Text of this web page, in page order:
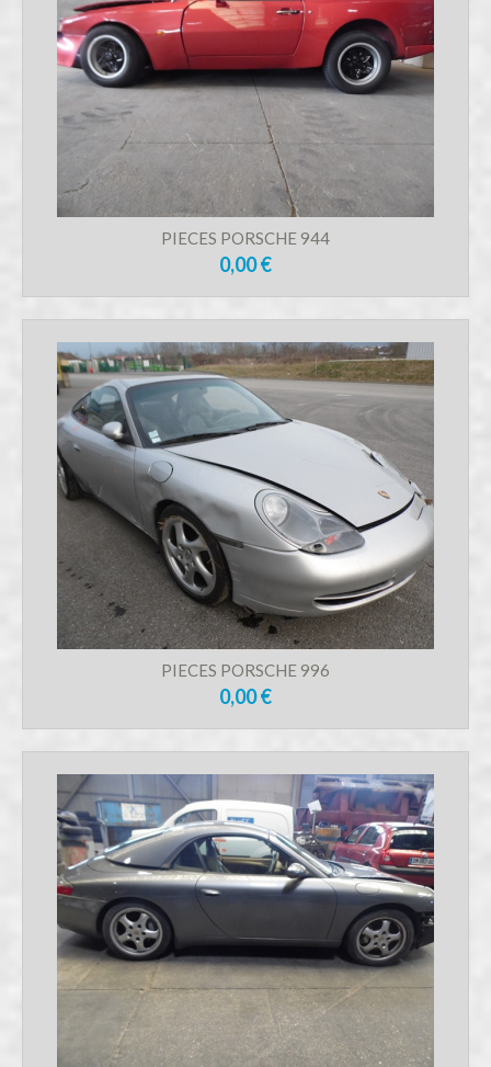
PIECES PORSCHE 944
0,00 €
PIECES PORSCHE 996
0,00 €